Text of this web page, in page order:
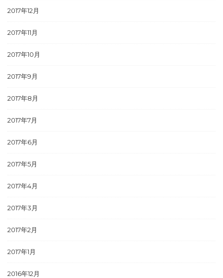
2017年12月
2017年11月
2017年10月
2017年9月
2017年8月
2017年7月
2017年6月
2017年5月
2017年4月
2017年3月
2017年2月
2017年1月
2016年12月